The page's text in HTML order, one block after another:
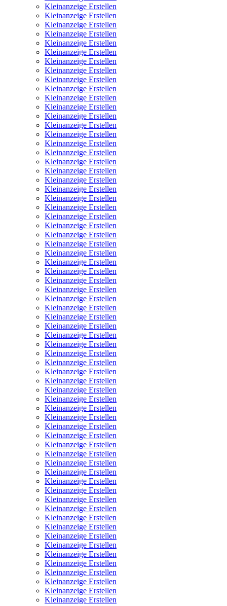
Kleinanzeige Erstellen
Kleinanzeige Erstellen
Kleinanzeige Erstellen
Kleinanzeige Erstellen
Kleinanzeige Erstellen
Kleinanzeige Erstellen
Kleinanzeige Erstellen
Kleinanzeige Erstellen
Kleinanzeige Erstellen
Kleinanzeige Erstellen
Kleinanzeige Erstellen
Kleinanzeige Erstellen
Kleinanzeige Erstellen
Kleinanzeige Erstellen
Kleinanzeige Erstellen
Kleinanzeige Erstellen
Kleinanzeige Erstellen
Kleinanzeige Erstellen
Kleinanzeige Erstellen
Kleinanzeige Erstellen
Kleinanzeige Erstellen
Kleinanzeige Erstellen
Kleinanzeige Erstellen
Kleinanzeige Erstellen
Kleinanzeige Erstellen
Kleinanzeige Erstellen
Kleinanzeige Erstellen
Kleinanzeige Erstellen
Kleinanzeige Erstellen
Kleinanzeige Erstellen
Kleinanzeige Erstellen
Kleinanzeige Erstellen
Kleinanzeige Erstellen
Kleinanzeige Erstellen
Kleinanzeige Erstellen
Kleinanzeige Erstellen
Kleinanzeige Erstellen
Kleinanzeige Erstellen
Kleinanzeige Erstellen
Kleinanzeige Erstellen
Kleinanzeige Erstellen
Kleinanzeige Erstellen
Kleinanzeige Erstellen
Kleinanzeige Erstellen
Kleinanzeige Erstellen
Kleinanzeige Erstellen
Kleinanzeige Erstellen
Kleinanzeige Erstellen
Kleinanzeige Erstellen
Kleinanzeige Erstellen
Kleinanzeige Erstellen
Kleinanzeige Erstellen
Kleinanzeige Erstellen
Kleinanzeige Erstellen
Kleinanzeige Erstellen
Kleinanzeige Erstellen
Kleinanzeige Erstellen
Kleinanzeige Erstellen
Kleinanzeige Erstellen
Kleinanzeige Erstellen
Kleinanzeige Erstellen
Kleinanzeige Erstellen
Kleinanzeige Erstellen
Kleinanzeige Erstellen
Kleinanzeige Erstellen
Kleinanzeige Erstellen